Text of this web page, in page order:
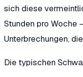
sich diese
Stunden pro
Unterbrechungen,
Die typischen